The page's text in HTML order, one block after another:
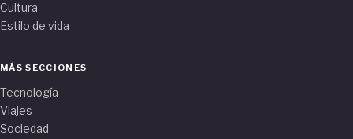
Cultura
Estilo de vida
MÁS SECCIONES
Tecnología
Viajes
Sociedad